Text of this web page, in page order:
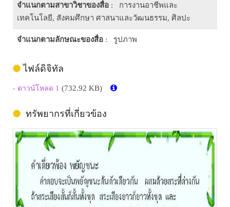
จำแนกตามสาขาวิชาของสื่อ : การงานอาชีพและ
เทคโนโลยี, สังคมศึกษา ศาสนาและวัฒนธรรม, ศิลปะ
จำแนกตามลักษณะของสื่อ : รูปภาพ
ไฟล์ดิจิทัล
- ดาวน์โหลด 1 (732.92 KB)
ทรัพยากรที่เกี่ยวข้อง